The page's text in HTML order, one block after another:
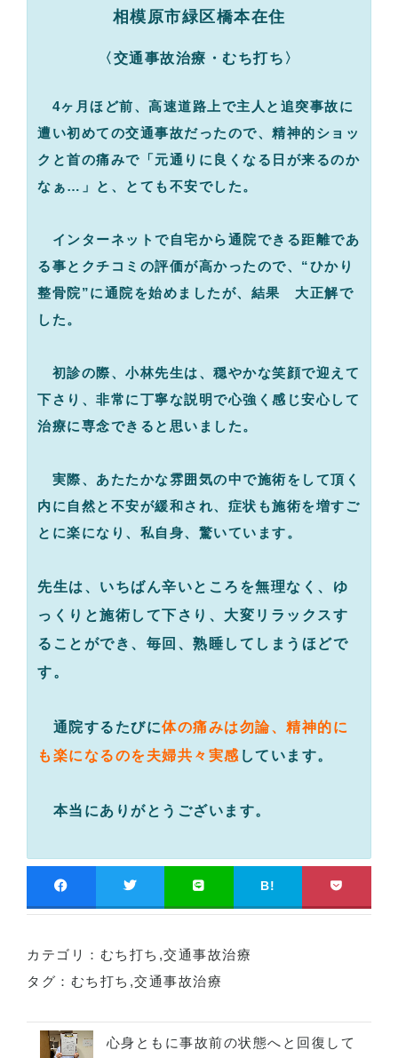
相模原市緑区橋本在住
〈交通事故治療・むち打ち〉
4ヶ月ほど前、高速道路上で主人と追突事故に
遭い初めての交通事故だったので、精神的ショッ
クと首の痛みで「元通りに良くなる日が来るのか
なぁ…」と、とても不安でした。
インターネットで自宅から通院できる距離であ
る事とクチコミの評価が高かったので、“ひかり
整骨院”に通院を始めましたが、結果 大正解で
した。
初診の際、小林先生は、穏やかな笑顔で迎えて
下さり、非常に丁寧な説明で心強く感じ安心して
治療に専念できると思いました。
実際、あたたかな雰囲気の中で施術をして頂く
内に自然と不安が緩和され、症状も施術を増すご
とに楽になり、私自身、驚いています。
先生は、いちばん辛いところを無理なく、ゆ
っくりと施術して下さり、大変リラックスす
ることができ、毎回、熟睡してしまうほどで
す。
通院するたびに体の痛みは勿論、精神的に
も楽になるのを夫婦共々実感 しています。
本当にありがとうございます。
B!
カテゴリ： むち打ち ,交通事故治療
タグ： むち打ち ,交通事故治療
心身ともに事故前の状態へと回復して